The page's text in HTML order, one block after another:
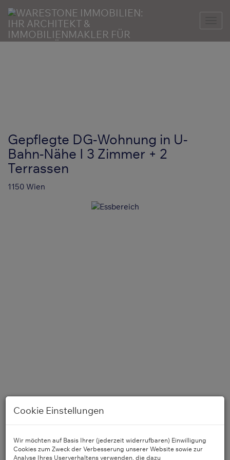
Gepflegte DG-Wohnung in U-
Bahn-Nähe I 3 Zimmer + 2
Terrassen
1150 Wien
Cookie Einstellungen
Wir möchten auf Basis Ihrer (jederzeit widerrufbaren) Einwilligung
Cookies zum Zweck der Verbesserung unserer Website sowie zur
Analyse Ihres Userverhaltens verwenden, die dazu